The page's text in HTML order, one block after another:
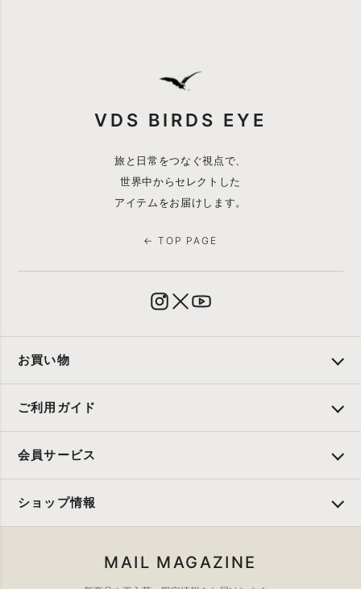
VDS BIRDS EYE
旅と日常をつなぐ視点で、
世界中からセレクトした
アイテムをお届けします。
← TOP PAGE
お買い物
ご利用ガイド
会員サービス
ショップ情報
MAIL MAGAZINE